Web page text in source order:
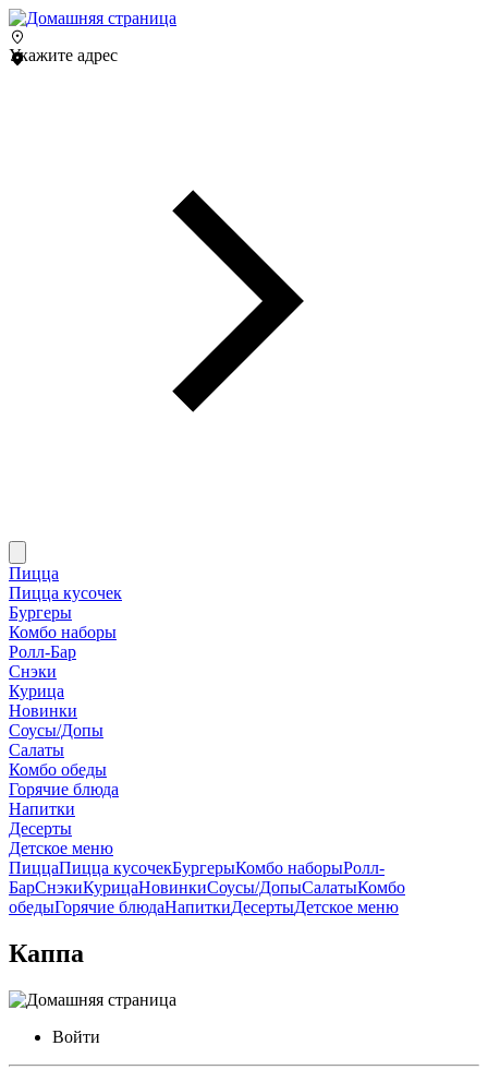
Укажите адрес
Пицца
Пицца кусочек
Бургеры
Комбо наборы
Ролл-Бар
Снэки
Курица
Новинки
Соусы/Допы
Салаты
Комбо обеды
Горячие блюда
Напитки
Десерты
Детское меню
ПиццаПицца кусочекБургерыКомбо наборыРолл-
БарСнэкиКурицаНовинкиСоусы/ДопыСалатыКомбо
обедыГорячие блюдаНапиткиДесертыДетское меню
Каппа
Войти